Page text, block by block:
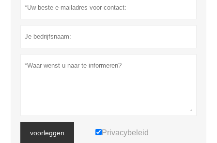
voorleggen Privacybeleid